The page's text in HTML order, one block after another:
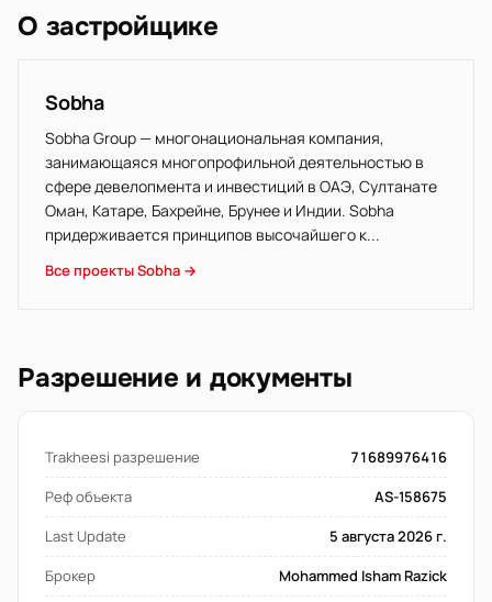
О застройщике
Sobha
Sobha Group — многонациональная компания,
занимающаяся многопрофильной деятельностью в
сфере девелопмента и инвестиций в ОАЭ, Султанате
Оман, Катаре, Бахрейне, Брунее и Индии. Sobha
придерживается принципов высочайшего к...
Все проекты Sobha →
Разрешение и документы
Trakheesi разрешение
71689976416
Реф объекта
AS-158675
Last Update
5 августа 2026 г.
Брокер
Mohammed Isham Razick